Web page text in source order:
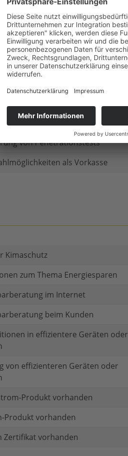
Verbindung bei
Daten
im Internet
von Penetrationstests
als Vorkasse
Kimaschutz
zum Thema Energiesparen
im Internet
beim Kunden
in effizientere Geräten oder
von effizienteren Geräten oder
Produkt vorhanden
Produkt vorhanden
Zertifikat vorhanden